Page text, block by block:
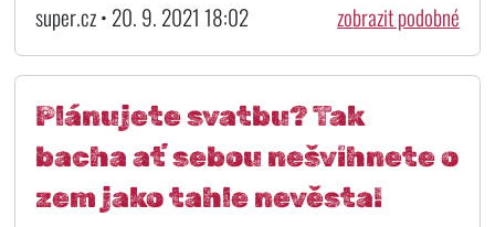
super.cz • 20. 9. 2021 18:02 zobrazit podobné
Plánujete svatbu? Tak
bacha ať sebou nešvihnete o
zem jako tahle nevěsta!